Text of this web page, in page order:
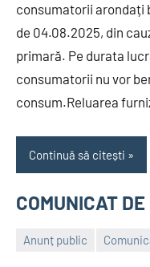
consumatorii arondați
de 04.08.2025, din
primară. Pe durata
consumatorii nu vor
consum.Reluarea
Continuă să citești
COMUNICAT
Anunț public
Alexandru